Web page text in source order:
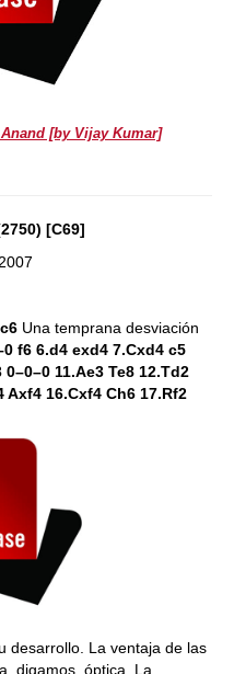
[by Vijay Kumar]
[C69]
Una temprana desviación
f6 6.d4 exd4 7.Cxd4 c5
11.Ae3 Te8 12.Td2
Axf4 16.Cxf4 Ch6 17.Rf2
desarrollo. La ventaja de las
digamos, óptica. La